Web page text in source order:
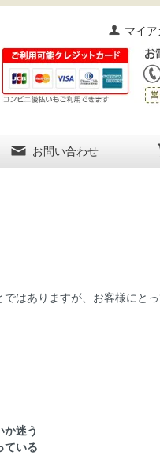
マイア
お問い合わせ
はありますが、お客様にと
か迷う
ている